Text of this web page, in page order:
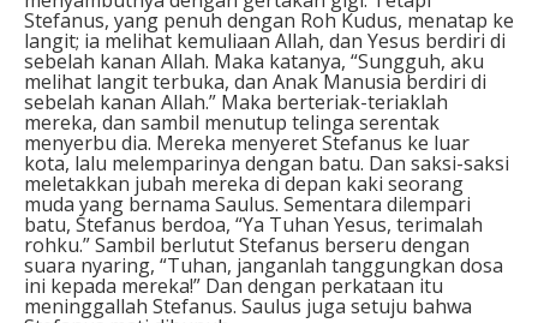
Stefanus, yang penuh dengan Roh Kudus, menatap ke
langit; ia melihat kemuliaan Allah, dan Yesus berdiri di
sebelah kanan Allah. Maka katanya, “Sungguh, aku
melihat langit terbuka, dan Anak Manusia berdiri di
sebelah kanan Allah.” Maka berteriak-teriaklah
mereka, dan sambil menutup telinga serentak
menyerbu dia. Mereka menyeret Stefanus ke luar
kota, lalu melemparinya dengan batu. Dan saksi-saksi
meletakkan jubah mereka di depan kaki seorang
muda yang bernama Saulus. Sementara dilempari
batu, Stefanus berdoa, “Ya Tuhan Yesus, terimalah
rohku.” Sambil berlutut Stefanus berseru dengan
suara nyaring, “Tuhan, janganlah tanggungkan dosa
ini kepada mereka!” Dan dengan perkataan itu
meninggallah Stefanus. Saulus juga setuju bahwa